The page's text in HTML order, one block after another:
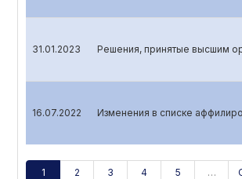
31.01.2023 Решения, принятые высшим
16.07.2022 Изменения в списке
1 2 3 4 5 …